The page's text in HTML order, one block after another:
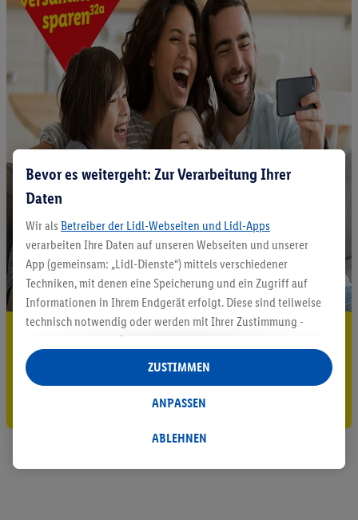
5.95 € Versand sparen³²ᵃ
Jetzt zum Newsletter anmelden
Gutschein sichern!
Bevor es weitergeht: Zur Verarbeitung Ihrer
Daten
Wir als Betreiber der Lidl-Webseiten und Lidl-Apps
verarbeiten Ihre Daten auf unseren Webseiten und unserer
App (gemeinsam: „Lidl-Dienste“) mittels verschiedener
Techniken, mit denen eine Speicherung und ein Zugriff auf
Informationen in Ihrem Endgerät erfolgt. Diese sind teilweise
technisch notwendig oder werden mit Ihrer Zustimmung -
auch durch Partner (u.a.
Verantwortliche; im Zusammenhang mit dem IAB TCF
insgesamt
Statistik-Erstellung oder für personalisierte Werbung
Datenverarbeitungen für personalisierte Werbung werden
ABLEHNEN
ANPASSEN
ZUSTIMMEN